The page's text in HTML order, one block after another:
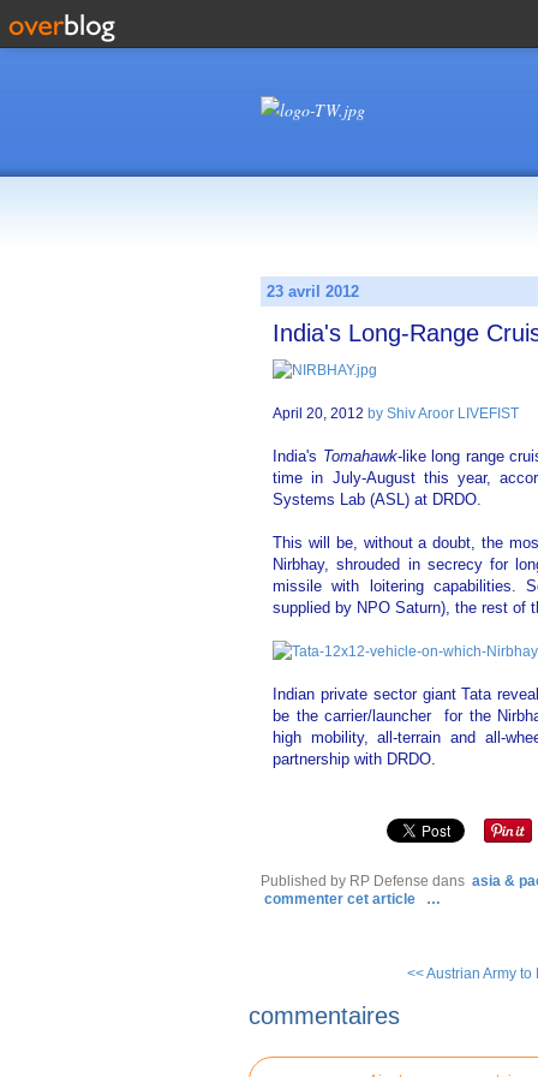
23 avril 2012
India's Long-Range
April 20, 2012 by Shiv Aroor LIVEFIST
India's Tomahawk-like long range
time in July-August this year,
Systems Lab (ASL) at DRDO.
This will be, without a doubt, the
Nirbhay, shrouded in secrecy for
missile with loitering capabilities.
supplied by NPO Saturn), the rest of
Indian private sector giant Tata
be the carrier/launcher for the
high mobility, all-terrain and all-
partnership with DRDO.
Published by RP Defense dans asia &
commenter cet article
…
<< Austrian Army to
commentaires